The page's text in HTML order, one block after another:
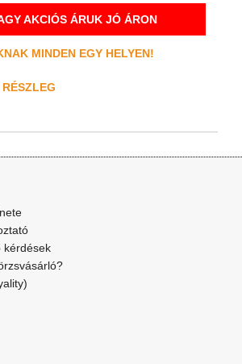
AKCIÓS ÁRUK JÓ ÁRON
MINDEN EGY HELYEN!
kérdések